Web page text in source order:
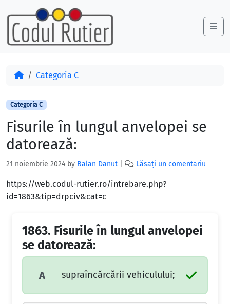
Skip to content
Skip to footer
AcasăCategoria C
Categoria C
Fisurile în lungul anvelopei se
datorează:
21 noiembrie 2024 by Balan Danut Lăsați un comentariu
https://web.codul-rutier.ro/intrebare.php?
id=1863&tip=drpciv&cat=c
1863. Fisurile în lungul anvelopei
se datorează:
A supraîncărcării vehiculului;